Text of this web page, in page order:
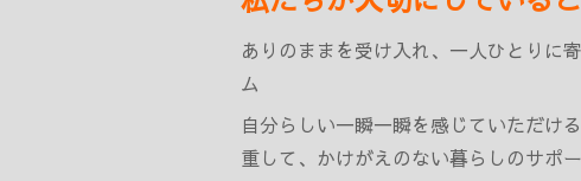
ありのままを受け入れ、一人ひとりに
ム
自分らしい一瞬一瞬を感じていただけ
重して、 かけがえのない暮らしのサポ